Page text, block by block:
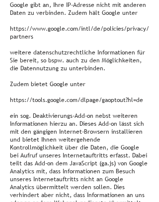
Google gibt an, Ihre IP-Adresse nicht mit anderen
Daten zu verbinden. Zudem hält Google unter
https://www.google.com/intl/de/policies/privacy/
partners
weitere datenschutzrechtliche Informationen für
Sie bereit, so bspw. auch zu den Möglichkeiten,
die Datennutzung zu unterbinden.
Zudem bietet Google unter
https://tools.google.com/dlpage/gaoptout?hl=de
ein sog. Deaktivierungs-Add-on nebst weiteren
Informationen hierzu an. Dieses Add-on lässt sich
mit den gängigen Internet-Browsern installieren
und bietet Ihnen weitergehende
Kontrollmöglichkeit über die Daten, die Google
bei Aufruf unseres Internetauftritts erfasst. Dabei
teilt das Add-on dem JavaScript (ga.js) von Google
Analytics mit, dass Informationen zum Besuch
unseres Internetauftritts nicht an Google
Analytics übermittelt werden sollen. Dies
verhindert aber nicht, dass Informationen an uns